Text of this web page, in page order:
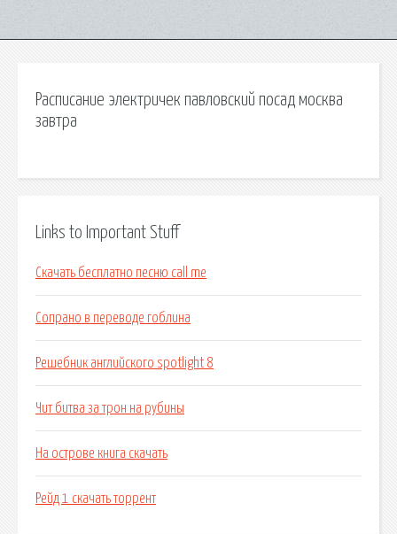
Расписание электричек павловский посад москва
завтра
Links to Important Stuff
Скачать бесплатно песню call me
Сопрано в переводе гоблина
Решебник английского spotlight 8
Чит битва за трон на рубины
На острове книга скачать
Рейд 1 скачать торрент